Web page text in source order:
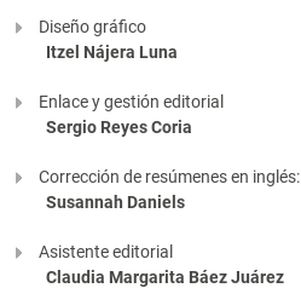
Diseño gráfico
Itzel Nájera Luna
Enlace y gestión editorial
Sergio Reyes Coria
Corrección de resúmenes en inglés:
Susannah Daniels
Asistente editorial
Claudia Margarita Báez Juárez